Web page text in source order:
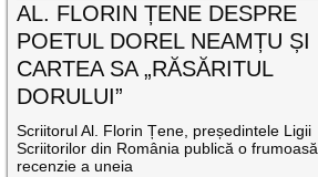
AL. FLORIN ȚENE DESPRE
POETUL DOREL NEAMȚU ȘI
CARTEA SA „RĂSĂRITUL
DORULUI”
Scriitorul Al. Florin Țene, președintele Ligii
Scriitorilor din România publică o frumoasă
recenzie a uneia